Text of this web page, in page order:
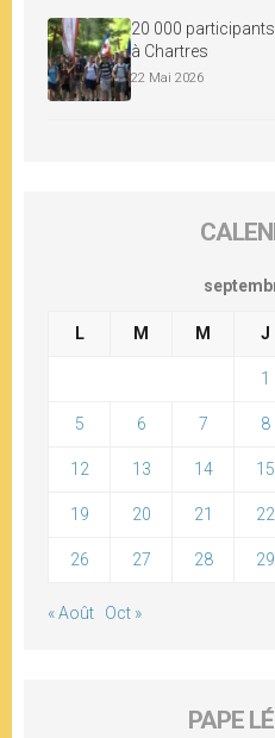
20 000
à Chartres
22 Mai 2026
L M M J
1
5 6 7 8
12 13 14 15
19 20 21 22
26 27 28 29
« Août Oct »
PAPE